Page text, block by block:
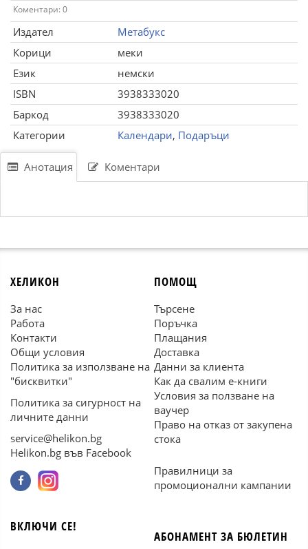
Коментари: 0
Издател
Метабукс
Корици
меки
Език
немски
ISBN
3938333020
Баркод
3938333020
Категории
Календари, Подаръци
Анотация Коментари
ХЕЛИКОН
За нас
Работа
Контакти
Общи условия
Политика за използване на
"бисквитки"
Политика за сигурност на
личните данни
service@helikon.bg
Helikon.bg във Facebook
ПОМОЩ
Търсене
Поръчка
Плащания
Доставка
Данни за клиента
Как да свалим е-книги
Условия за ползване на
ваучер
Право на отказ от закупена
стока
Правилници за
промоционални кампании
ВКЛЮЧИ СЕ!
АБОНАМЕНТ ЗА БЮЛЕТИН